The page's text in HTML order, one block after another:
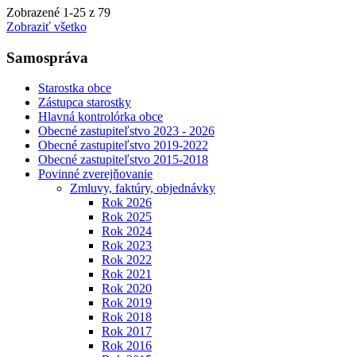
Zobrazené 1-25 z 79
Zobraziť všetko
Samospráva
Starostka obce
Zástupca starostky
Hlavná kontrolórka obce
Obecné zastupiteľstvo 2023 - 2026
Obecné zastupiteľstvo 2019-2022
Obecné zastupiteľstvo 2015-2018
Povinné zverejňovanie
Zmluvy, faktúry, objednávky
Rok 2026
Rok 2025
Rok 2024
Rok 2023
Rok 2022
Rok 2021
Rok 2020
Rok 2019
Rok 2018
Rok 2017
Rok 2016